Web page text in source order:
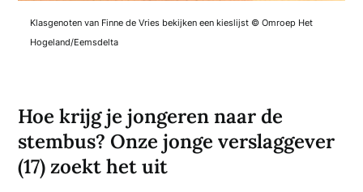
Klasgenoten van Finne de Vries bekijken een kieslijst © Omroep Het
Hogeland/Eemsdelta
Hoe krijg je jongeren naar de
stembus? Onze jonge verslaggever
(17) zoekt het uit